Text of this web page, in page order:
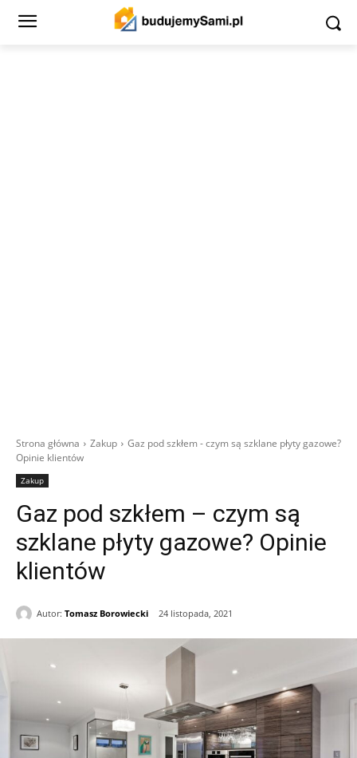
Strona główna Zakup
Gaz pod szkłem - czym są szklane płyty gazowe?
Opinie klientów
Zakup
Gaz pod szkłem – czym są
szklane płyty gazowe? Opinie
klientów
Autor: Tomasz Borowiecki 24 listopada, 2021